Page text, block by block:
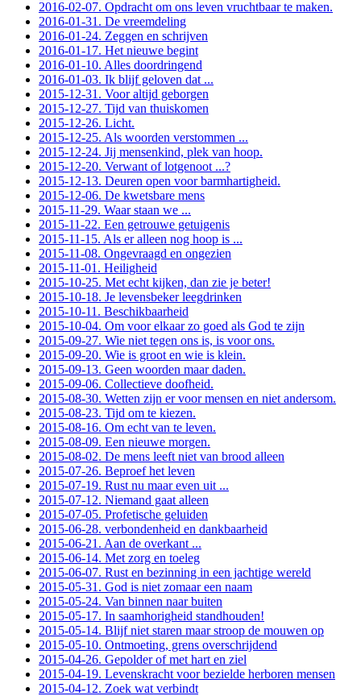
2016-02-07. Opdracht om ons leven vruchtbaar te maken.
2016-01-31. De vreemdeling
2016-01-24. Zeggen en schrijven
2016-01-17. Het nieuwe begint
2016-01-10. Alles doordringend
2016-01-03. Ik blijf geloven dat ...
2015-12-31. Voor altijd geborgen
2015-12-27. Tijd van thuiskomen
2015-12-26. Licht.
2015-12-25. Als woorden verstommen ...
2015-12-24. Jij mensenkind, plek van hoop.
2015-12-20. Verwant of lotgenoot ...?
2015-12-13. Deuren open voor barmhartigheid.
2015-12-06. De kwetsbare mens
2015-11-29. Waar staan we ...
2015-11-22. Een getrouwe getuigenis
2015-11-15. Als er alleen nog hoop is ...
2015-11-08. Ongevraagd en ongezien
2015-11-01. Heiligheid
2015-10-25. Met echt kijken, dan zie je beter!
2015-10-18. Je levensbeker leegdrinken
2015-10-11. Beschikbaarheid
2015-10-04. Om voor elkaar zo goed als God te zijn
2015-09-27. Wie niet tegen ons is, is voor ons.
2015-09-20. Wie is groot en wie is klein.
2015-09-13. Geen woorden maar daden.
2015-09-06. Collectieve doofheid.
2015-08-30. Wetten zijn er voor mensen en niet andersom.
2015-08-23. Tijd om te kiezen.
2015-08-16. Om echt van te leven.
2015-08-09. Een nieuwe morgen.
2015-08-02. De mens leeft niet van brood alleen
2015-07-26. Beproef het leven
2015-07-19. Rust nu maar even uit ...
2015-07-12. Niemand gaat alleen
2015-07-05. Profetische geluiden
2015-06-28. verbondenheid en dankbaarheid
2015-06-21. Aan de overkant ...
2015-06-14. Met zorg en toeleg
2015-06-07. Rust en bezinning in een jachtige wereld
2015-05-31. God is niet zomaar een naam
2015-05-24. Van binnen naar buiten
2015-05-17. In saamhorigheid standhouden!
2015-05-14. Blijf niet staren maar stroop de mouwen op
2015-05-10. Ontmoeting, grens overschrijdend
2015-04-26. Gepolder of met hart en ziel
2015-04-19. Levenskracht voor bezielde herboren mensen
2015-04-12. Zoek wat verbindt